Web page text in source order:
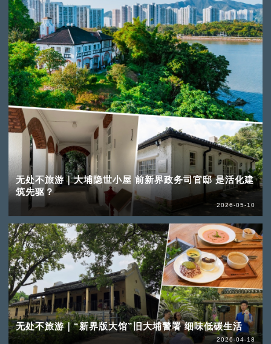
无处不旅游｜大埔隐世小屋 前新界政务司官邸 是活化建
筑先驱？
2026-05-10
无处不旅游｜“新界版大馆”旧大埔警署 细味低碳生活
2026-04-18